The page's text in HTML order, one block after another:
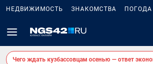
НЕДВИЖИМОСТЬ ЗНАКОМСТВА ПОГОДА
Чего ждать кузбассовцам осенью — ответ